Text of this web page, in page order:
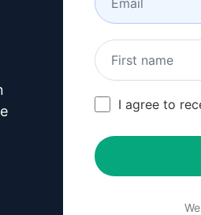
ジェネレーティブAI
ソロ価格 (en)
チーム価格 (en)
I agree to